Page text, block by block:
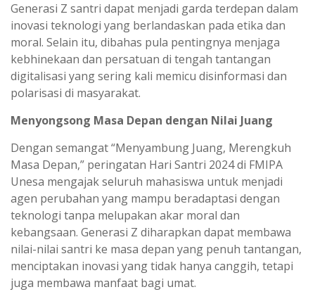
Generasi Z santri dapat menjadi garda terdepan dalam
inovasi teknologi yang berlandaskan pada etika dan
moral. Selain itu, dibahas pula pentingnya menjaga
kebhinekaan dan persatuan di tengah tantangan
digitalisasi yang sering kali memicu disinformasi dan
polarisasi di masyarakat.
Menyongsong Masa Depan dengan Nilai Juang
Dengan semangat “Menyambung Juang, Merengkuh
Masa Depan,” peringatan Hari Santri 2024 di FMIPA
Unesa mengajak seluruh mahasiswa untuk menjadi
agen perubahan yang mampu beradaptasi dengan
teknologi tanpa melupakan akar moral dan
kebangsaan. Generasi Z diharapkan dapat membawa
nilai-nilai santri ke masa depan yang penuh tantangan,
menciptakan inovasi yang tidak hanya canggih, tetapi
juga membawa manfaat bagi umat.